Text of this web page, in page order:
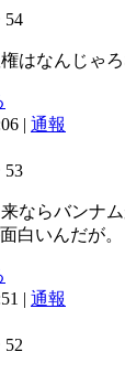
54
はなんじゃ
| 通報
53
ならバンナ
白いんだが。
| 通報
52